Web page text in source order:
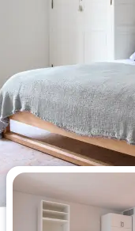
plus